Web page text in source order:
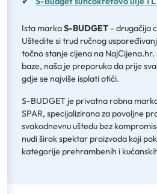
Ista markaS-BUDGET - drugačija
Uštedite si trud ručnog
točno stanje cijena na
baze, naša je preporuka da prije
gdje se najviše isplati otići.
S-BUDGET je privatna robna
SPAR, specijalizirana za povoljne
svakodnevnu uštedu bez
nudi širok spektar proizvoda koji
kategorije prehrambenih i